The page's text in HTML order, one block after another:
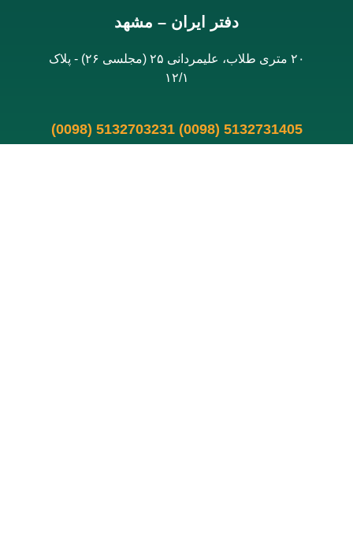
دفتر ایران – مشهد
۲۰ متری طلاب، علیمردانی ۲۵ (مجلسی ۲۶) - پلاک
۱۲/۱
(0098) 5132703231 (0098) 5132731405